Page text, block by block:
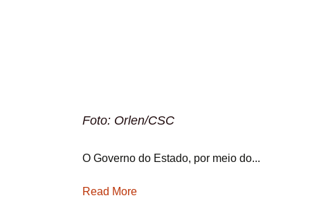
Foto: Orlen/CSC
O Governo do Estado, por meio do...
Read More